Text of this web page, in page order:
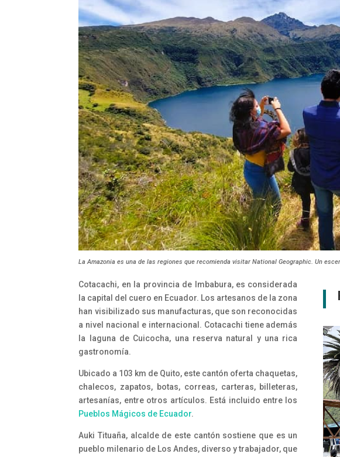
La Amazonia es una de las regiones que recomienda visitar National Geographic. Un
Cotacachi, en la provincia de Imbabura, es considerada
la capital del cuero en Ecuador. Los artesanos de la zona
han visibilizado sus manufacturas, que son reconocidas
a nivel nacional e internacional. Cotacachi tiene además
la laguna de Cuicocha, una reserva natural y una rica
gastronomía.
Ubicado a 103 km de Quito, este cantón oferta chaquetas,
chalecos, zapatos, botas, correas, carteras, billeteras,
artesanías, entre otros artículos. Está incluido entre los
Pueblos Mágicos de Ecuador.
Auki Tituaña, alcalde de este cantón sostiene que es un
pueblo milenario de Los Andes, diverso y trabajador, que